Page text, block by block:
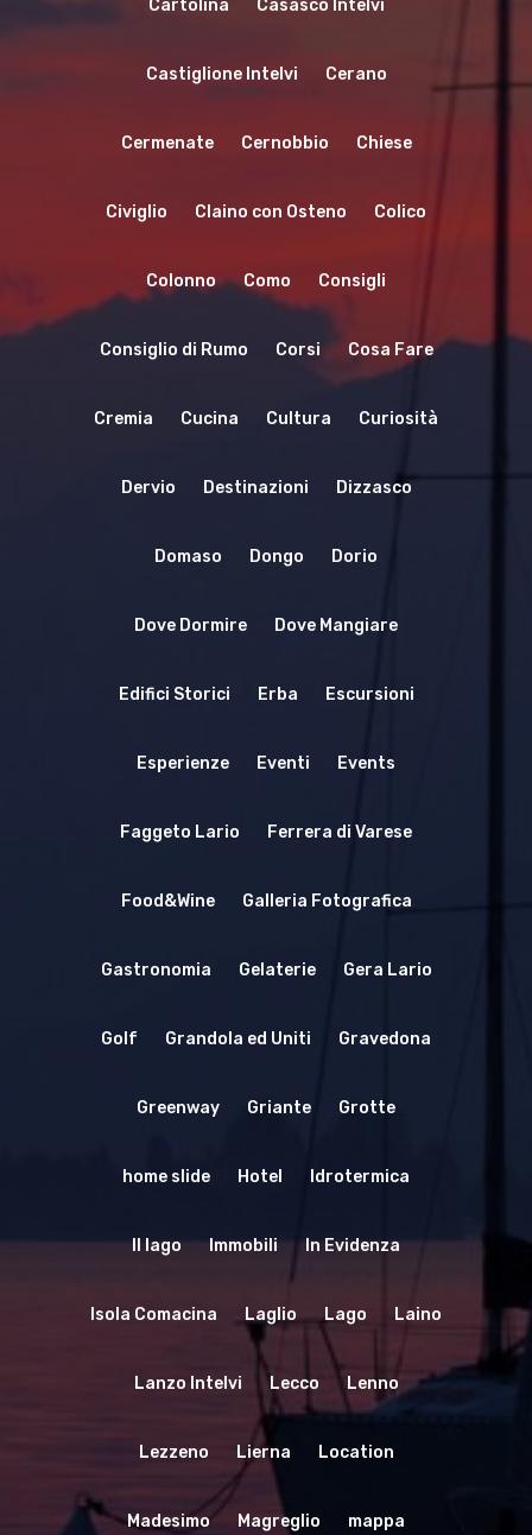
Cartolina Casasco Intelvi
Castiglione Intelvi Cerano
Cermenate Cernobbio Chiese
Civiglio Claino con Osteno Colico
Colonno Como Consigli
Consiglio di Rumo Corsi Cosa Fare
Cremia Cucina Cultura Curiosità
Dervio Destinazioni Dizzasco
Domaso Dongo Dorio
Dove Dormire Dove Mangiare
Edifici Storici Erba Escursioni
Esperienze Eventi Events
Faggeto Lario Ferrera di Varese
Food&Wine Galleria Fotografica
Gastronomia Gelaterie Gera Lario
Golf Grandola ed Uniti Gravedona
Greenway Griante Grotte
home slide Hotel Idrotermica
Il lago Immobili In Evidenza
Isola Comacina Laglio Lago Laino
Lanzo Intelvi Lecco Lenno
Lezzeno Lierna Location
Madesimo Magreglio mappa
Immobili
Cosa Fare
Esperienze
Noleggio Barche
Escursioni
Dove
Dove
Blog&News
Contattaci